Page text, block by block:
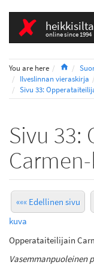
online since 1994
You are here Home
Ilveslinnan vieraskirja
Sivu 33:
Sivu 33:
««« Edellinen sivu
kuva
Opperataiteilijain
Vasemmanpuoleinen